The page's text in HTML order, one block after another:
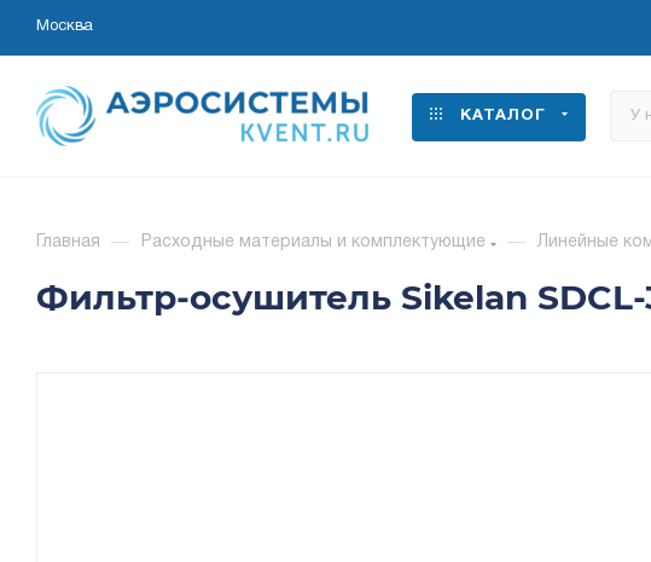
Москва
КАТАЛОГ
Главная — Расходные материалы и комплектующие — Линейные
Фильтр-осушитель Sikelan